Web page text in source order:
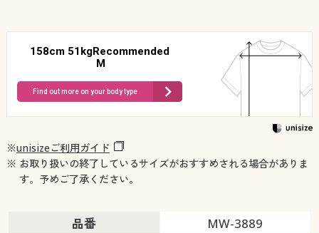
158cm 51kgRecommended
M
Find out more on your body type
※unisizeご利用ガイド
※ お取り扱いの終了しているサイズがおすすめされる場合がありま
す。予めご了承ください。
品番 MW-3889